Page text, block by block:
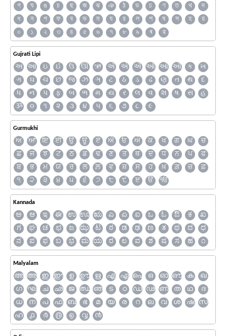
গ
ঘ ঙ চ ছ জ ঝ ঞ ঠ ড ঢ ণ ত থ
দ
ধ
ন প ফ ব ভ ম য র ল শ ষ স হ
য়
০
১ ২ ৩ ৪ ৫ ৬ ৭ ৮ ৯ ৰ ৱ
Gujrati Lipi
અ આ ઇ ઈ ઉ ઊ ઋ ઍ એ ઐ ઑ ઓ ઔ ક
ખ
ગ
ઘ ચ છ જ ઝ ઞ ટ ઠ ડ ઢ ણ ત થ
દ
ધ
ન પ ફ બ ભ મ ય ર લ વ શ ષ સ
હ
ૐ
૦ ૧ ૨ ૩ ૪ ૫ ૬ ૭ ૮ ૯
Gurmukhi
ਅ ਆ ਇ ਈ ਉ ਊ ਏ ਐ ਓ ਔ ਕ ਖ ਗ ਘ
ਚ
ਛ
ਜ ਝ ਟ ਠ ਡ ਢ ਣ ਤ ਥ ਦ ਧ ਨ ਪ
ਫ
ਬ
ਭ ਮ ਯ ਰ ਲ ਲ਼ ਵ ਸ਼ ਸ ਹ ਖ਼ ਗ਼ ਜ਼
ਫ਼
੧
੨ ੩ ੪ ੫ ੬ ੭ ੮ ੯ ੲ ੳ ੴ
Kannada
ಅ ಆ ಇ ಈ ಉ ಊ ಋ ಎ ಏ ಐ ಒ ಓ ಔ ಕ
ಖ
ಗ
ಘ ಚ ಛ ಜ ಝ ಟ ಠ ಡ ಢ ಣ ತ ಥ ದ
ಧ
ನ
ಪ ಫ ಬ ಭ ಮ ಯ ರ ಲ ವ ಶ ಷ ಸ ಹ ೧
Malyalam
അ ആ ഇ ഈ ഉ ഊ ഋ എ ഏ ഐ ഒ ഓ ഔ ക
ഖ
ഗ
ഘ ച ഛ ജ ഝ ഞ ട ഠ ഡ ഢ ണ ത ഥ
ദ
ധ
ന പ ഫ ബ ഭ മ യ ര റ ല വ ശ ഷ
സ
ഹ
൧ ൪ ൫ ൭ ൮ ൯